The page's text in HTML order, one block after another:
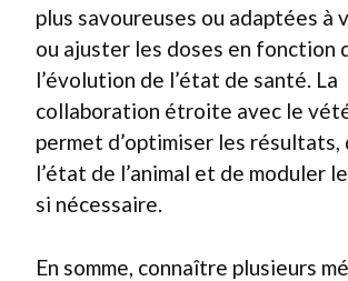
plus savoureuses ou adaptées à
ou ajuster les doses en fonction
l’évolution de l’état de santé. La
collaboration étroite avec le
permet d’optimiser les résultats,
l’état de l’animal et de moduler
si nécessaire.
En somme, connaître plusieurs